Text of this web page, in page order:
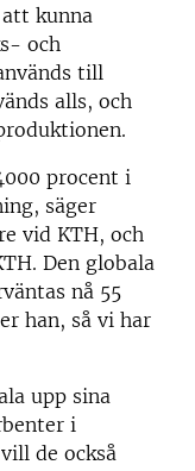
kunna
och
till
alls, och
procent i
säger
vid KTH, och
Den globala
nå 55
han, så vi har
upp sina
i
de också